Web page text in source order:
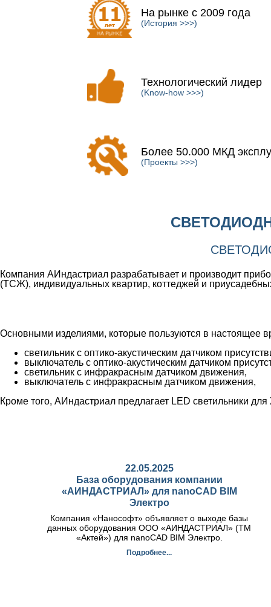
На рынке с 2009 года
(История >>>)
Технологический лидер
(Know-how >>>)
Более 50.000 МКД
(Проекты >>>)
Компания АИндастриал разрабатывает и производит
(ТСЖ), индивидуальных квартир, коттеджей и
Основными изделиями, которые пользуются в настоящее
светильник с оптико-акустическим датчиком
выключатель с оптико-акустическим датчиком
светильник с инфракрасным датчиком движения,
выключатель с инфракрасным датчиком движения,
Кроме того, АИндастриал предлагает LED светильники
22.05.2025
База оборудования компании
«АИНДАСТРИАЛ» для nanoCAD BIM
Электро
Компания «Нанософт» объявляет о выходе базы
данных оборудования ООО «АИНДАСТРИАЛ» (ТМ
«Актей») для nanoCAD BIM Электро.
Подробнее...